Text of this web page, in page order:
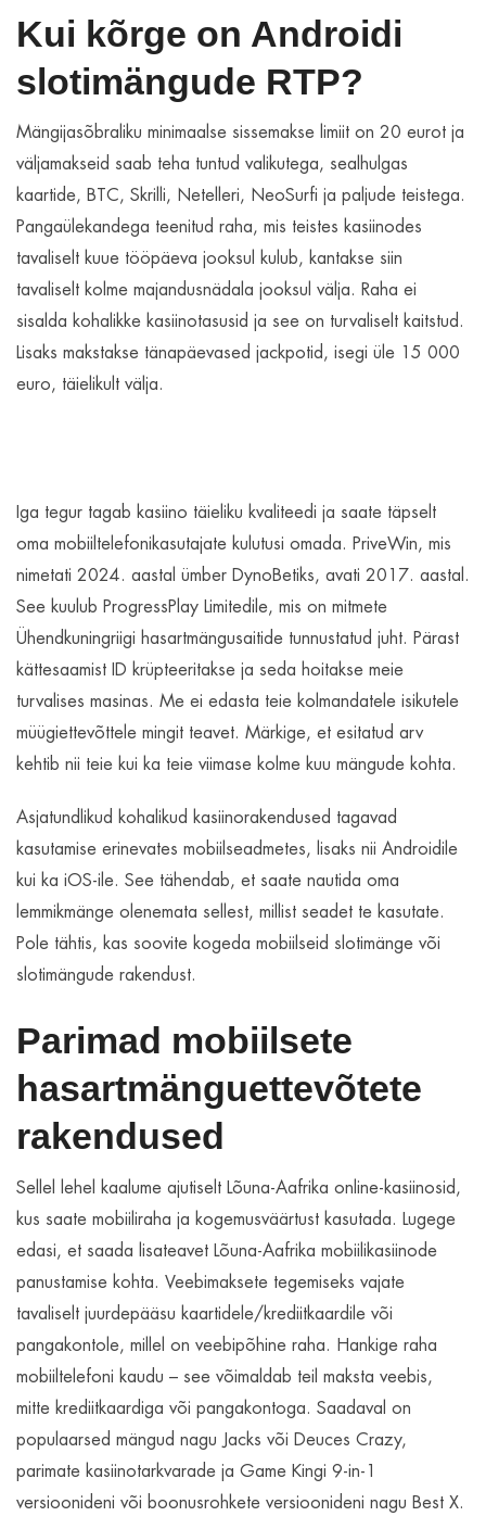
Kui kõrge on Androidi
slotimängude RTP?
Mängijasõbraliku minimaalse sissemakse limiit on 20 eurot ja
väljamakseid saab teha tuntud valikutega, sealhulgas
kaartide, BTC, Skrilli, Netelleri, NeoSurfi ja paljude teistega.
Pangaülekandega teenitud raha, mis teistes kasiinodes
tavaliselt kuue tööpäeva jooksul kulub, kantakse siin
tavaliselt kolme majandusnädala jooksul välja. Raha ei
sisalda kohalikke kasiinotasusid ja see on turvaliselt kaitstud.
Lisaks makstakse tänapäevased jackpotid, isegi üle 15 000
euro, täielikult välja.
Iga tegur tagab kasiino täieliku kvaliteedi ja saate täpselt
oma mobiiltelefonikasutajate kulutusi omada. PriveWin, mis
nimetati 2024. aastal ümber DynoBetiks, avati 2017. aastal.
See kuulub ProgressPlay Limitedile, mis on mitmete
Ühendkuningriigi hasartmängusaitide tunnustatud juht. Pärast
kättesaamist ID krüpteeritakse ja seda hoitakse meie
turvalises masinas. Me ei edasta teie kolmandatele isikutele
müügiettevõttele mingit teavet. Märkige, et esitatud arv
kehtib nii teie kui ka teie viimase kolme kuu mängude kohta.
Asjatundlikud kohalikud kasiinorakendused tagavad
kasutamise erinevates mobiilseadmetes, lisaks nii Androidile
kui ka iOS-ile. See tähendab, et saate nautida oma
lemmikmänge olenemata sellest, millist seadet te kasutate.
Pole tähtis, kas soovite kogeda mobiilseid slotimänge või
slotimängude rakendust.
Parimad mobiilsete
hasartmänguettevõtete
rakendused
Sellel lehel kaalume ajutiselt Lõuna-Aafrika online-kasiinosid,
kus saate mobiiliraha ja kogemusväärtust kasutada. Lugege
edasi, et saada lisateavet Lõuna-Aafrika mobiilikasiinode
panustamise kohta. Veebimaksete tegemiseks vajate
tavaliselt juurdepääsu kaartidele/krediitkaardile või
pangakontole, millel on veebipõhine raha. Hankige raha
mobiiltelefoni kaudu – see võimaldab teil maksta veebis,
mitte krediitkaardiga või pangakontoga. Saadaval on
populaarsed mängud nagu Jacks või Deuces Crazy,
parimate kasiinotarkvarade ja Game Kingi 9-in-1
versioonideni või boonusrohkete versioonideni nagu Best X.